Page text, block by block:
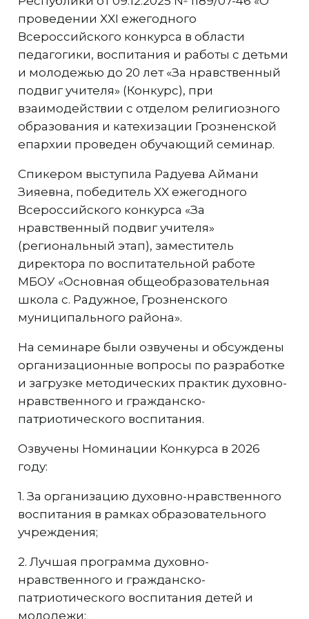
проведении XXI ежегодного
Всероссийского конкурса в области
педагогики, воспитания и работы с детьми
и молодежью до 20 лет «За нравственный
подвиг учителя» (Конкурс), при
взаимодействии с отделом религиозного
образования и катехизации Грозненской
епархии проведен обучающий семинар.
Спикером выступила Радуева Аймани
Зияевна, победитель XX ежегодного
Всероссийского конкурса «За
нравственный подвиг учителя»
(региональный этап), заместитель
директора по воспитательной работе
МБОУ «Основная общеобразовательная
школа с. Радужное, Грозненского
муниципального района».
На семинаре были озвучены и обсуждены
организационные вопросы по разработке
и загрузке методических практик духовно-
нравственного и гражданско-
патриотического воспитания.
Озвучены Номинации Конкурса в 2026
году:
1. За организацию духовно-нравственного
воспитания в рамках образовательного
учреждения;
2. Лучшая программа духовно-
нравственного и гражданско-
патриотического воспитания детей и
молодежи;